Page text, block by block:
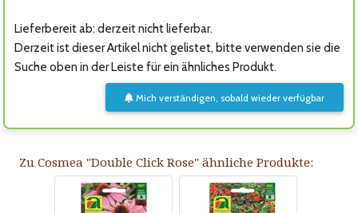
Lieferbereit ab: derzeit nicht lieferbar.
Derzeit ist dieser Artikel nicht gelistet, bitte verwenden sie die
Suche oben in der Leiste für ein ähnliches Produkt.
Mich verständigen, sobald wieder verfügbar
Zu Cosmea "Double Click Rose" ähnliche Produkte: